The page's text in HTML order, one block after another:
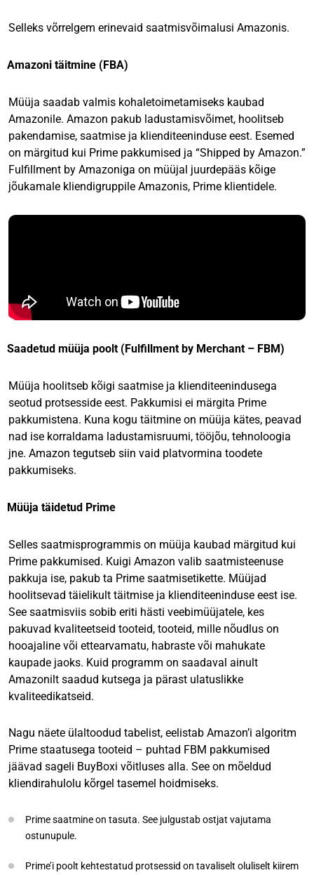
Selleks võrrelgem erinevaid saatmisvõimalusi Amazonis.
Amazoni täitmine (FBA)
Müüja saadab valmis kohaletoimetamiseks kaubad
Amazonile. Amazon pakub ladustamisvõimet, hoolitseb
pakendamise, saatmise ja klienditeeninduse eest. Esemed
on märgitud kui Prime pakkumised ja “Shipped by Amazon.”
Fulfillment by Amazoniga on müüjal juurdepääs kõige
jõukamale kliendigruppile Amazonis, Prime klientidele.
Saadetud müüja poolt (Fulfillment by Merchant – FBM)
Müüja hoolitseb kõigi saatmise ja klienditeenindusega
seotud protsesside eest. Pakkumisi ei märgita Prime
pakkumistena. Kuna kogu täitmine on müüja kätes, peavad
nad ise korraldama ladustamisruumi, tööjõu, tehnoloogia
jne. Amazon tegutseb siin vaid platvormina toodete
pakkumiseks.
Müüja täidetud Prime
Selles saatmisprogrammis on müüja kaubad märgitud kui
Prime pakkumised. Kuigi Amazon valib saatmisteenuse
pakkuja ise, pakub ta Prime saatmisetikette. Müüjad
hoolitsevad täielikult täitmise ja klienditeeninduse eest ise.
See saatmisviis sobib eriti hästi veebimüüjatele, kes
pakuvad kvaliteetseid tooteid, tooteid, mille nõudlus on
hooajaline või ettearvamatu, habraste või mahukate
kaupade jaoks. Kuid programm on saadaval ainult
Amazonilt saadud kutsega ja pärast ulatuslikke
kvaliteedikatseid.
Nagu näete ülaltoodud tabelist, eelistab Amazon’i algoritm
Prime staatusega tooteid – puhtad FBM pakkumised
jäävad sageli BuyBoxi võitluses alla. See on mõeldud
kliendirahulolu kõrgel tasemel hoidmiseks.
Prime saatmine on tasuta. See julgustab ostjat vajutama
ostunupule.
Prime’i poolt kehtestatud protsessid on tavaliselt oluliselt kiirem